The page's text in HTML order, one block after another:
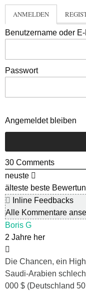
ANMELDEN
Benutzername oder
Passwort
Angemeldet bleiben
30 Comments
neuste
älteste beste
Inline Feedbacks
Alle Kommentare
Boris G
2 Jahre her
Die Chancen, ein
Saudi-Arabien
000 $ (Deutschland